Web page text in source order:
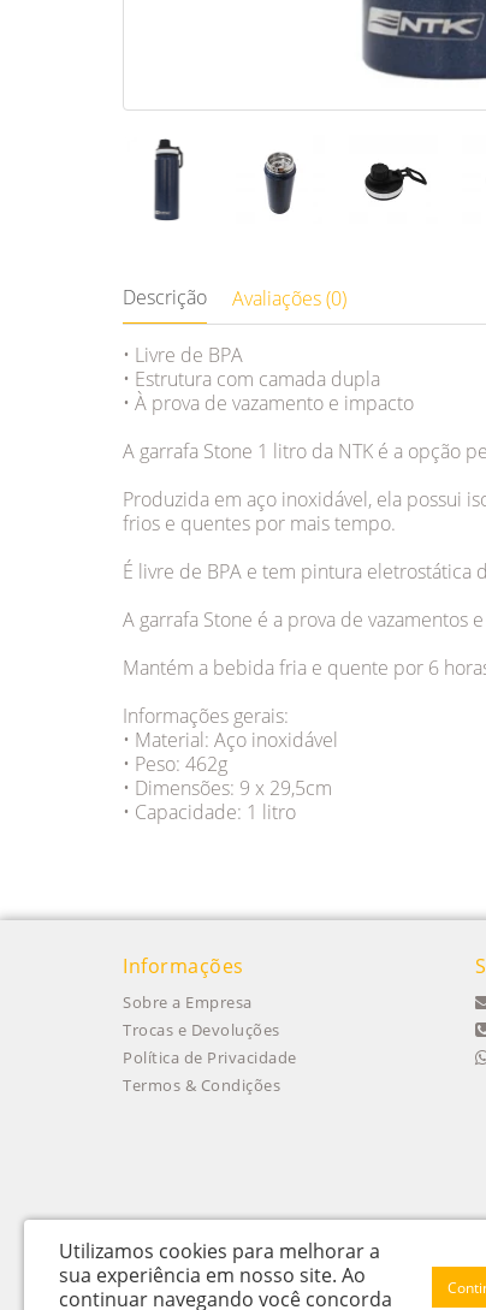
Descrição Avaliações (0)
• Livre de BPA
• Estrutura com camada dupla
• À prova de vazamento e impacto
A garrafa Stone 1 litro da NTK é a opção
Produzida em aço inoxidável, ela possui
frios e quentes por mais tempo.
É livre de BPA e tem pintura
A garrafa Stone é a prova de
Mantém a bebida fria e quente por 6
Informações gerais:
• Material: Aço inoxidável
• Peso: 462g
• Dimensões: 9 x 29,5cm
• Capacidade: 1 litro
Informações
Sobre a Empresa
Trocas e Devoluções
Política de Privacidade
Termos & Condições
Itu Trailers Ltda - CNPJ: 62.043.518/0001-60
Utilizamos cookies para melhorar a
sua experiência em nosso site. Ao
continuar navegando você concorda